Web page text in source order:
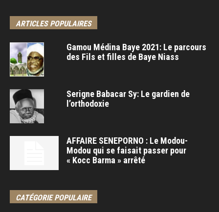
ARTICLES POPULAIRES
Gamou Médina Baye 2021: Le parcours
des Fils et filles de Baye Niass
Serigne Babacar Sy: Le gardien de
l’orthodoxie
AFFAIRE SENEPORNO : Le Modou-
Modou qui se faisait passer pour
« Kocc Barma » arrêté
CATÉGORIE POPULAIRE